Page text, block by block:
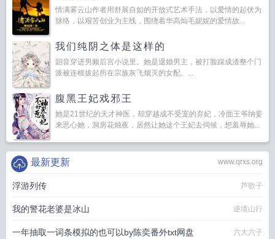
情满雾云山作者用舒展自如的开放式艺术手法，以爱情的起伏为
脉络，以艰苦创业为主线，围绕着华高灿毛妮妮的爱情故...
我们纯阴之体是这样的
韶音穿进男频后宫小说里。她是退婚男主，被打脸踩成渣整个门
派被连根拔起所在宗族灰飞烟灭的女配。...
腹黑王妃戏邪王
她是21世纪的天才神医，却穿越成不受宠的弃妃，冷面王爷纳妾
来恶心她，洞房花烛夜，居然让她这个王妃去伺候，想羞辱她...
www.qrxs.org
最新更新
浮游列传 芦歌子
我的警花老婆是冰山 逆境山行
一年抽取一词条模拟的也可以by陈奕番外txt网盘 六大六子